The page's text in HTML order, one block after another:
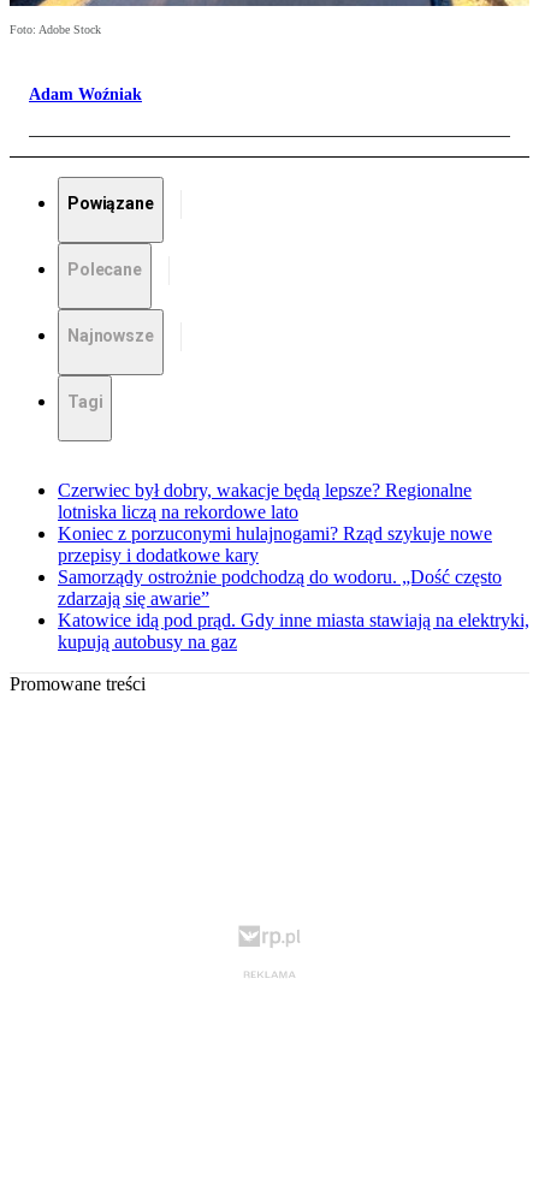
Foto: Adobe Stock
Adam Woźniak
Powiązane
Polecane
Najnowsze
Tagi
Czerwiec był dobry, wakacje będą lepsze? Regionalne
lotniska liczą na rekordowe lato
Koniec z porzuconymi hulajnogami? Rząd szykuje nowe
przepisy i dodatkowe kary
Samorządy ostrożnie podchodzą do wodoru. „Dość często
zdarzają się awarie”
Katowice idą pod prąd. Gdy inne miasta stawiają na elektryki,
kupują autobusy na gaz
Promowane treści